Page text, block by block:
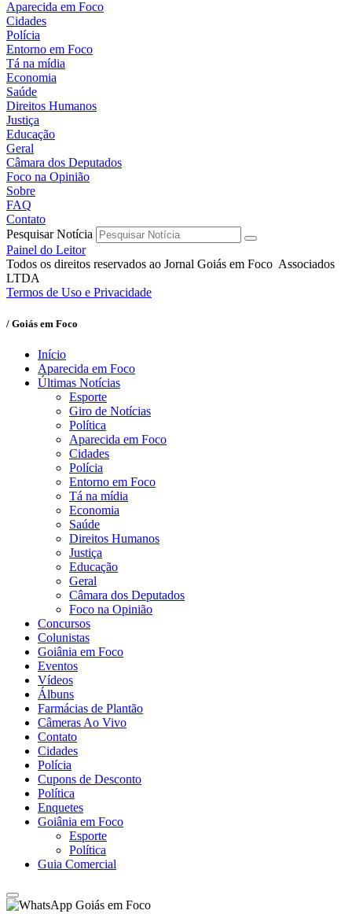
Aparecida em Foco
Cidades
Polícia
Entorno em Foco
Tá na mídia
Economia
Saúde
Direitos Humanos
Justiça
Educação
Geral
Câmara dos Deputados
Foco na Opinião
Sobre
FAQ
Contato
Pesquisar Notícia
Painel do Leitor
Todos os direitos reservados ao Jornal Goiás em Foco Associados
LTDA
Termos de Uso e Privacidade
/ Goiás em Foco
Início
Aparecida em Foco
Últimas Notícias
Esporte
Giro de Notícias
Política
Aparecida em Foco
Cidades
Polícia
Entorno em Foco
Tá na mídia
Economia
Saúde
Direitos Humanos
Justiça
Educação
Geral
Câmara dos Deputados
Foco na Opinião
Concursos
Colunistas
Goiânia em Foco
Eventos
Vídeos
Álbuns
Farmácias de Plantão
Câmeras Ao Vivo
Contato
Cidades
Polícia
Cupons de Desconto
Política
Enquetes
Goiânia em Foco
Esporte
Política
Guia Comercial
Goiás em Foco